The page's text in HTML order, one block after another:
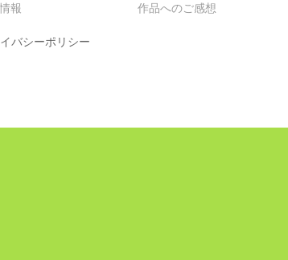
報
バシーポリシー
作品へのご感想